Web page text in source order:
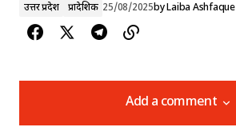
उत्तर प्रदेश प्रादेशिक 25/08/2025byLaiba Ashfaque
Add a comment
Add a comment